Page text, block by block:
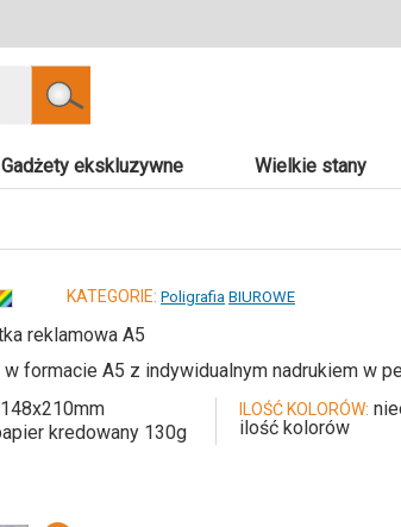
Szukaj
Gadżety ekskluzywne Wielkie stany
KATEGORIE: Poligrafia BIUROWE
reklamowa A5
w formacie A5 z indywidualnym nadrukiem w
kredowany 130g
ILOŚĆ KOLORÓW: nieograniczona
ilość kolorów